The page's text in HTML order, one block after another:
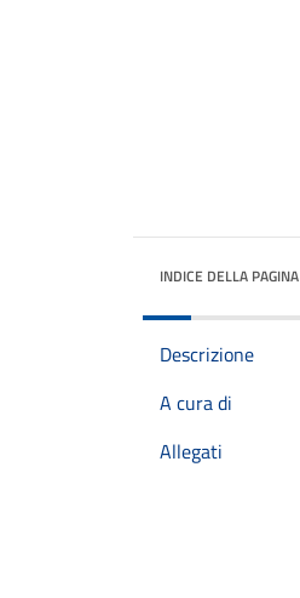
INDICE DELLA PAGINA
Descrizione
A cura di
Allegati